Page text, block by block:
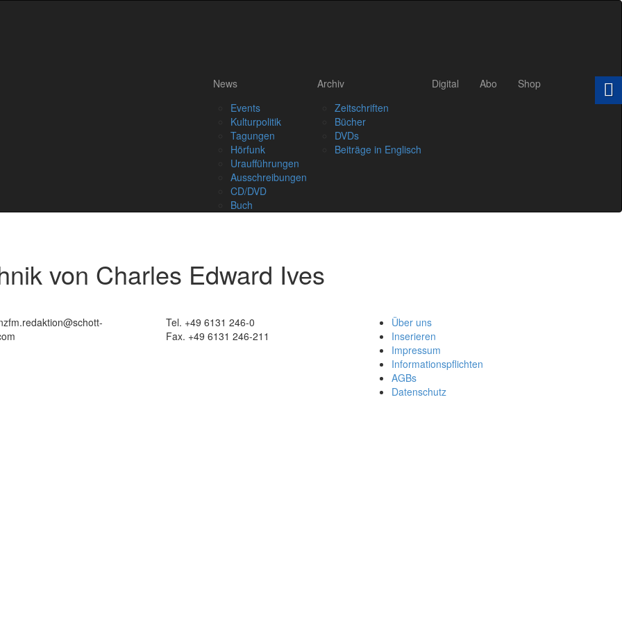
News
Events
Kulturpolitik
Tagungen
Hörfunk
Uraufführungen
Ausschreibungen
CD/DVD
Buch
Archiv
Zeitschriften
Bücher
DVDs
Beiträge in Englisch
Digital Abo Shop
von Charles Edward Ives
Tel. +49 6131 246-0
Fax. +49 6131 246-211
Über uns
Inserieren
Impressum
Informationspflichten
AGBs
Datenschutz